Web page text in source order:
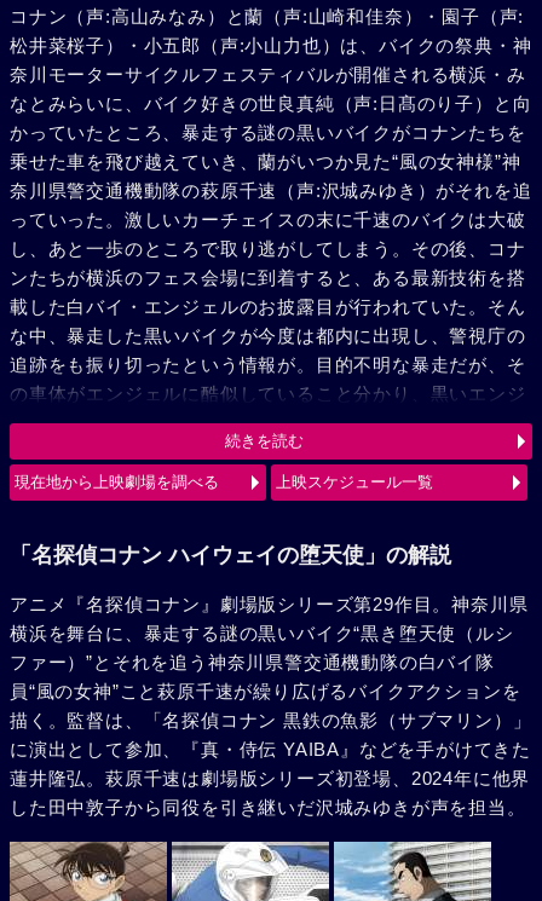
コナン（声:高山みなみ）と蘭（声:山崎和佳奈）・園子（声:
松井菜桜子）・小五郎（声:小山力也）は、バイクの祭典・神
奈川モーターサイクルフェスティバルが開催される横浜・み
なとみらいに、バイク好きの世良真純（声:日髙のり子）と向
かっていたところ、暴走する謎の黒いバイクがコナンたちを
乗せた車を飛び越えていき、蘭がいつか見た“風の女神様”神
奈川県警交通機動隊の萩原千速（声:沢城みゆき）がそれを追
っていった。激しいカーチェイスの末に千速のバイクは大破
し、あと一歩のところで取り逃がしてしまう。その後、コナ
ンたちが横浜のフェス会場に到着すると、ある最新技術を搭
載した白バイ・エンジェルのお披露目が行われていた。そん
な中、暴走した黒いバイクが今度は都内に出現し、警視庁の
追跡をも振り切ったという情報が。目的不明な暴走だが、そ
の車体がエンジェルに酷似していること分かり、黒いエンジ
ェル“ルシファー”と呼び、追跡を続ける。弟の萩原研二（声:
三木眞一郎）とその同期・松田陣平（声:神奈延年）との記憶
が脳裏によぎる千速。風の女神（エンジェル）VS 黒き堕天
続きを読む
現在地から上映劇場を調べる 上映スケジュール一覧
「名探偵コナン ハイウェイの堕天使」の解説
アニメ『名探偵コナン』劇場版シリーズ第29作目。神奈川県
横浜を舞台に、暴走する謎の黒いバイク“黒き堕天使（ルシ
ファー）”とそれを追う神奈川県警交通機動隊の白バイ隊
員“風の女神”こと萩原千速が繰り広げるバイクアクションを
描く。監督は、「名探偵コナン 黒鉄の魚影（サブマリン）」
に演出として参加、『真・侍伝 YAIBA』などを手がけてきた
蓮井隆弘。萩原千速は劇場版シリーズ初登場、2024年に他界
した田中敦子から同役を引き継いだ沢城みゆきが声を担当。